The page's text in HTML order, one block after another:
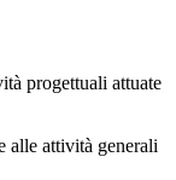
progettuali attuate
alle attività generali